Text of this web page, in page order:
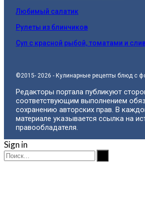
Любимый салатик
Рулеты из блинчиков
Суп с красной рыбой, томатами и
©2015- 2026 - Кулинарные рецепты блюд с
Редакторы портала публикуют
соответствующим выполнением
сохранению авторских прав. В
материале указывается ссылка на
правообладателя.
Sign in